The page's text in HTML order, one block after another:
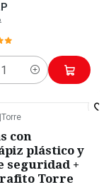
Torre
con
plástico y
seguridad +
Torre